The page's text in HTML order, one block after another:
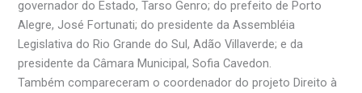
governador do Estado, Tarso Genro; do prefeito de Porto
Alegre, José Fortunati; do presidente da Assembléia
Legislativa do Rio Grande do Sul, Adão Villaverde; e da
presidente da Câmara Municipal, Sofia Cavedon.
Também compareceram o coordenador do projeto Direito à